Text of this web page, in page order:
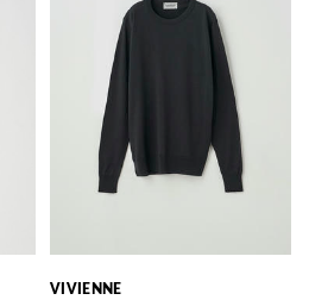
VIVIENNE